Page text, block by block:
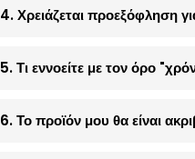
4. Χρειάζεται προεξόφληση
5. Τι εννοείτε με τον όρο
6. Το προϊόν μου θα είναι